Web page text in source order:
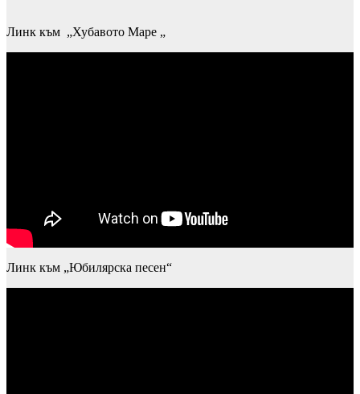
Линк към „Хубавото Маре „
Линк към „Юбилярска песен“